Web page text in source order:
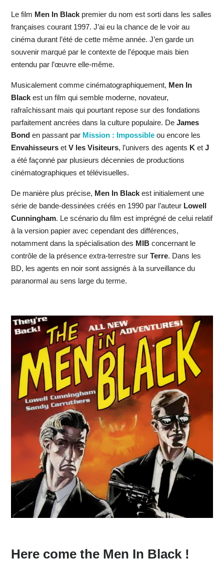
Le film Men In Blackpremier du nom est sorti dans les salles
françaises courant 1997. J’ai eu la chance de le voir au
cinéma durant l’été de cette même année. J’en garde un
souvenir marqué par le contexte de l’époque mais bien
entendu par l’œuvre elle-même.
Musicalement comme cinématographiquement, Men In
Blackest un film qui semble moderne, novateur,
rafraîchissant mais qui pourtant repose sur des fondations
parfaitement ancrées dans la culture populaire. De James
Bonden passant par Mission : Impossibleou encore les
Envahisseurset V les Visiteurs, l’univers des agents K et J
a été façonné par plusieurs décennies de productions
cinématographiques et télévisuelles.
De manière plus précise, Men In Blackest initialement une
série de bande-dessinées créés en 1990 par l’auteur Lowell
Cunningham. Le scénario du film est imprégné de celui relatif
à la version papier avec cependant des différences,
notamment dans la spécialisation des MIBconcernant le
contrôle de la présence extra-terrestre sur Terre. Dans les
BD, les agents en noir sont assignés à la surveillance du
paranormal au sens large du terme.
Here come the Men In Black !